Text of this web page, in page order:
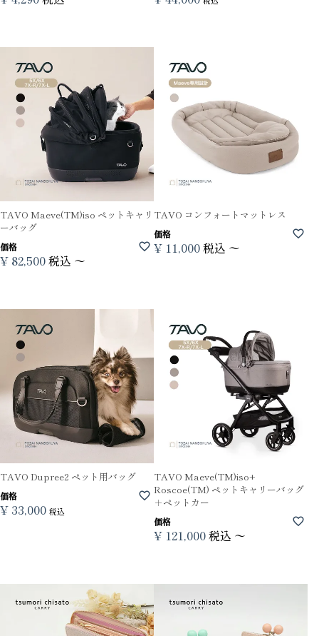
TAVO Maeve(TM)iso ペットキャリ
ーバッグ
価格
¥ 82,500税込 〜
TAVO コンフォートマットレス
価格
¥ 11,000税込 〜
TAVO Dupree2 ペット用バッグ
価格
¥ 33,000 税込
TAVO Maeve(TM)iso+
Roscoe(TM) ペットキャリーバッグ
＋ペットカー
価格
¥ 121,000税込 〜